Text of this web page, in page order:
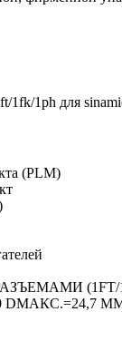
1fk/1ph для
(PLM)
(1FT/
DМАКС.=24,7